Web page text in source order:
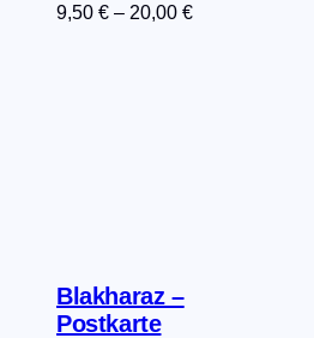
9,50€ – 20,00€
Blakharaz –
Postkarte